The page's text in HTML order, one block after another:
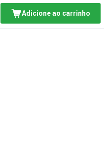
Adicione ao carrinho